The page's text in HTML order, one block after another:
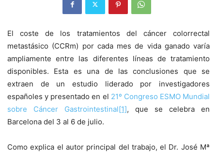
El coste de los tratamientos del cáncer colorrectal
metastásico (CCRm) por cada mes de vida ganado varía
ampliamente entre las diferentes líneas de tratamiento
disponibles. Esta es una de las conclusiones que se
extraen de un estudio liderado por investigadores
españoles y presentado en el 21º Congreso ESMO Mundial
sobre Cáncer Gastrointestinal[1], que se celebra en
Barcelona del 3 al 6 de julio.
Como explica el autor principal del trabajo, el Dr. José Mª